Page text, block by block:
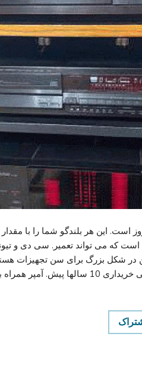
است. این هر بلندگو شما را با مقدار
است که می تواند تعمیر. سی دی و
در شکل بزرگ برای سن تجهیزات
است. من این را از صاحب اصلی خریداری